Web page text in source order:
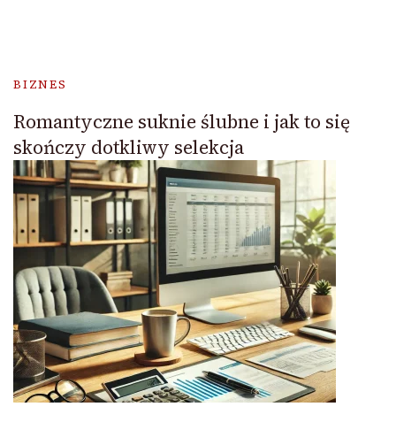
BIZNES
Romantyczne suknie ślubne i jak to się
skończy dotkliwy selekcja